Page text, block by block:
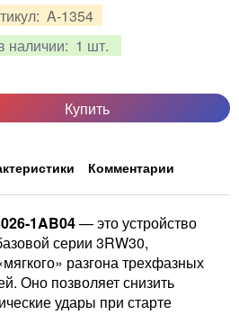
A-1354
наличии: 1 шт.
Купить
Комментарии
1AB04— это устройство
серии 3RW30,
разгона трехфазных
Оно позволяет снизить
удары при старте